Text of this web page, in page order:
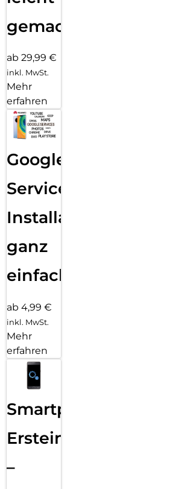
gemacht!
ab 29,99 €
inkl. MwSt.
Mehr
erfahren
Google
Services
Installation
ganz
einfach
ab 4,99 €
inkl. MwSt.
Mehr
erfahren
Smartphone
Ersteinrichtung
–